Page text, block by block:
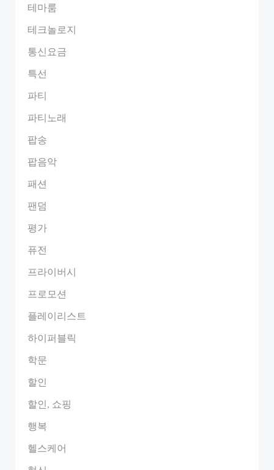
테마룸
테크놀로지
통신요금
특선
파티
파티노래
팝송
팝음악
패션
팬덤
평가
퓨전
프라이버시
프로모션
플레이리스트
하이퍼블릭
학문
할인
할인, 쇼핑
행복
헬스케어